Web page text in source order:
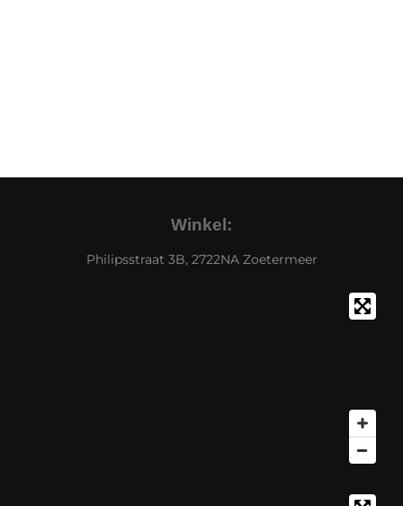
Winkel:
Philipsstraat 3B, 2722NA Zoetermeer